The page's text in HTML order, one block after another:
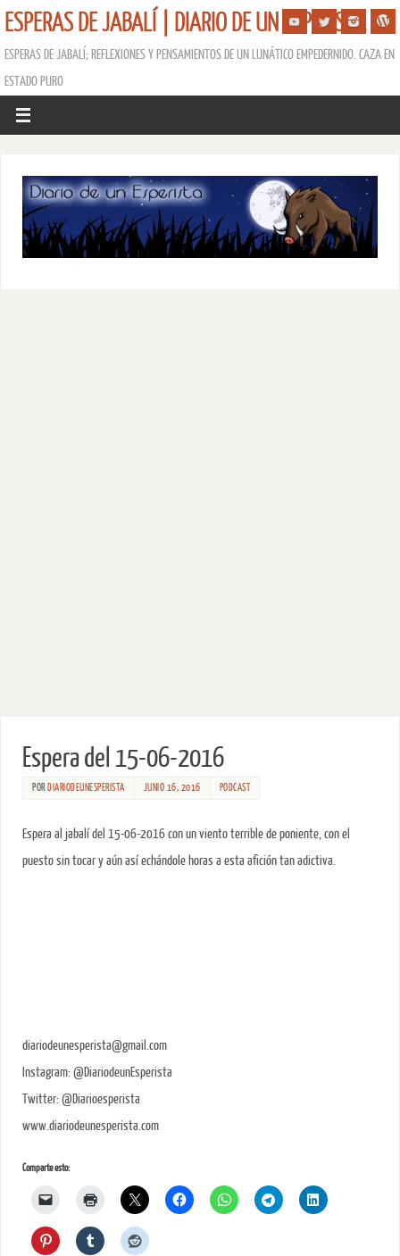
ESPERAS DE JABALÍ | DIARIO DE UN ESPERISTA
ESPERAS DE JABALÍ; REFLEXIONES Y PENSAMIENTOS DE UN LUNÁTICO EMPEDERNIDO. CAZA EN
ESTADO PURO
Espera del 15-06-2016
POR DIARIODEUNESPERISTA JUNIO 16, 2016 PODCAST
Espera al jabalí del 15-06-2016 con un viento terrible de poniente, con el
puesto sin tocar y aún así echándole horas a esta afición tan adictiva.
diariodeunesperista@gmail.com
Instagram: @DiariodeunEsperista
Twitter: @Diarioesperista
www.diariodeunesperista.com
Comparte esto: